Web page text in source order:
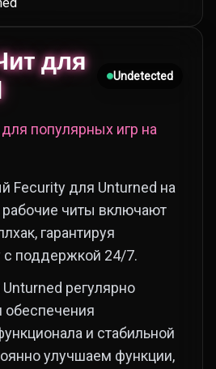
для
Undetected
популярных игр на
Fecurity для Unturned на
читы включают
гарантируя
с поддержкой 24/7.
регулярно
обеспечения
и стабильной
улучшаем функции,